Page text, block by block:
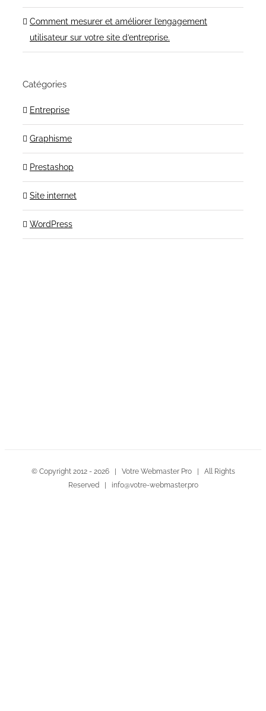
Comment mesurer et améliorer l’engagement
utilisateur sur votre site d’entreprise.
Catégories
Entreprise
Graphisme
Prestashop
Site internet
WordPress
© Copyright 2012 - 2026 | Votre Webmaster Pro | All Rights
Reserved | info@votre-webmaster.pro